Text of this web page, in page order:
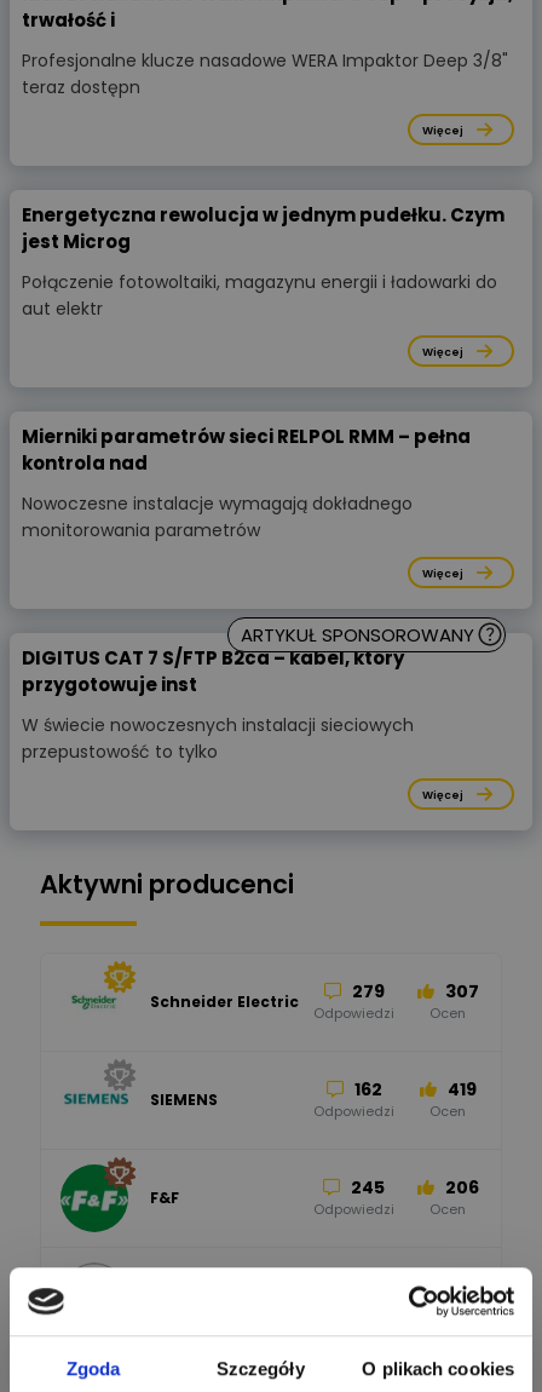
Zgoda Szczegóły O plikach cookies
trwałość i
Profesjonalne klucze nasadowe WERA Impaktor Deep 3/8"
teraz dostępn
Więcej
Energetyczna rewolucja w jednym pudełku. Czym
jest Microg
Połączenie fotowoltaiki, magazynu energii i ładowarki do
aut elektr
Więcej
Mierniki parametrów sieci RELPOL RMM – pełna
kontrola nad
Nowoczesne instalacje wymagają dokładnego
monitorowania parametrów
Więcej
ARTYKUŁ SPONSOROWANY
DIGITUS CAT 7 S/FTP B2ca – kabel, który
przygotowuje inst
W świecie nowoczesnych instalacji sieciowych
przepustowość to tylko
Więcej
Aktywni producenci
Schneider Electric 279
Odpowiedzi
307
Ocen
SIEMENS 162
Odpowiedzi
419
Ocen
F&F 245
Odpowiedzi
206
Ocen
208
Ocen
67 184